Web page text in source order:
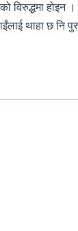
थाहा छ